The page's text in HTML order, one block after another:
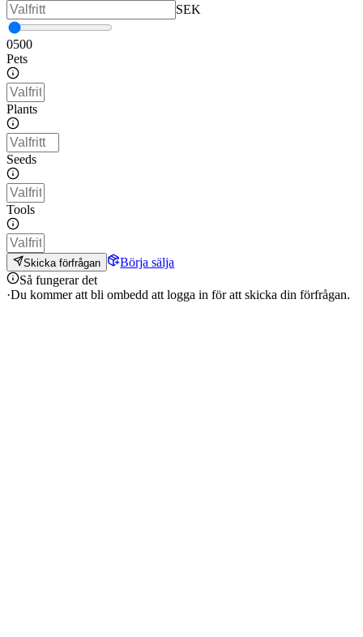
SEK
0500
Pets
Plants
Seeds
Tools
Skicka förfrågan
Börja sälja
Så fungerar det
·Du kommer att bli ombedd att logga in för att skicka din förfrågan.